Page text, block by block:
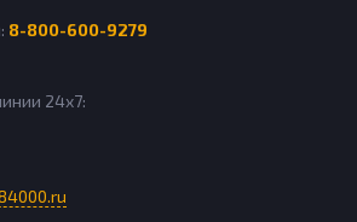
8-800-600-9279
24х7: